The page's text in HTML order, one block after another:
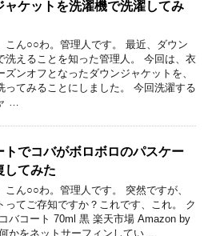
ャケットを洗濯機で洗濯してみ
こん○○わ。管理人です。 最近、ダウン
洗えることを知った管理人。 今回は、衣
ズンオフとなったダウンジャケットを、
ってみることにしました。 今回洗濯する
…
トでコバがボロボロのパスケー
してみた
こん○○わ。管理人です。 突然ですが、
ってご存知ですか？これです、これ。 ク
バコート 70ml 黒 楽天市場 Amazon by
かをネットサーフィンしてい …